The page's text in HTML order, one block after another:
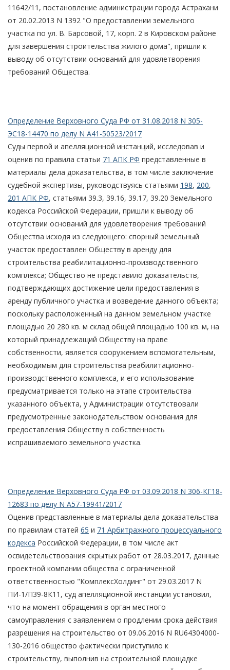
11642/11, постановление администрации города Астрахани
от 20.02.2013 N 1392 "О предоставлении земельного
участка по ул. В. Барсовой, 17, корп. 2 в Кировском районе
для завершения строительства жилого дома", пришли к
выводу об отсутствии оснований для удовлетворения
требований Общества.
Определение Верховного Суда РФ от 31.08.2018 N 305-
ЭС18-14470 по делу N А41-50523/2017
Суды первой и апелляционной инстанций, исследовав и
оценив по правила статьи 71 АПК РФ представленные в
материалы дела доказательства, в том числе заключение
судебной экспертизы, руководствуясь статьями 198, 200,
201 АПК РФ, статьями 39.3, 39.16, 39.17, 39.20 Земельного
кодекса Российской Федерации, пришли к выводу об
отсутствии оснований для удовлетворения требований
Общества исходя из следующего: спорный земельный
участок предоставлен Обществу в аренду для
строительства реабилитационно-производственного
комплекса; Общество не представило доказательств,
подтверждающих достижение цели предоставления в
аренду публичного участка и возведение данного объекта;
поскольку расположенный на данном земельном участке
площадью 20 280 кв. м склад общей площадью 100 кв. м, на
который принадлежащий Обществу на праве
собственности, является сооружением вспомогательным,
необходимым для строительства реабилитационно-
производственного комплекса, и его использование
предусматривается только на этапе строительства
указанного объекта, у Администрации отсутствовали
предусмотренные законодательством основания для
предоставления Обществу в собственность
испрашиваемого земельного участка.
Определение Верховного Суда РФ от 03.09.2018 N 306-КГ18-
12683 по делу N А57-19941/2017
Оценив представленные в материалы дела доказательства
по правилам статей 65 и 71 Арбитражного процессуального
кодекса Российской Федерации, в том числе акт
освидетельствования скрытых работ от 28.03.2017, данные
проектной компании общества с ограниченной
ответственностью "КомплексХолдинг" от 29.03.2017 N
ПИ-1/П39-8К11, суд апелляционной инстанции установил,
что на момент обращения в орган местного
самоуправления с заявлением о продлении срока действия
разрешения на строительство от 09.06.2016 N RU64304000-
130-2016 общество фактически приступило к
строительству, выполнив на строительной площадке